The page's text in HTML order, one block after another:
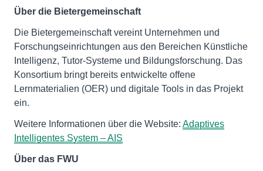
Über die Bietergemeinschaft
Die Bietergemeinschaft vereint Unternehmen und
Forschungseinrichtungen aus den Bereichen Künstliche
Intelligenz, Tutor-Systeme und Bildungsforschung. Das
Konsortium bringt bereits entwickelte offene
Lernmaterialien (OER) und digitale Tools in das Projekt
ein.
Weitere Informationen über die Website: Adaptives
Intelligentes System – AIS
Über das FWU